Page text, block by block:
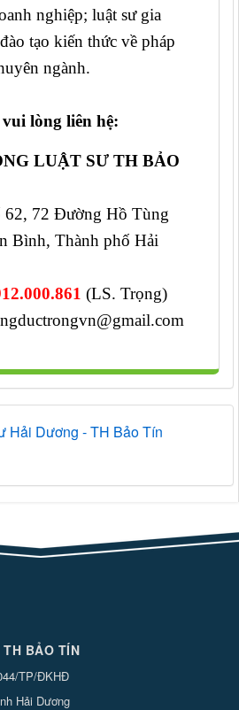
nghiệp; luật sư gia
tạo kiến thức về pháp
ngành.
lòng liên hệ:
LUẬT SƯ TH BẢO
62, 72 Đường Hồ Tùng
Bình, Thành phố Hải
(LS. Trọng)
Hải Dương - TH Bảo Tín
BẢO TÍN
TP/ĐKHĐ
Hải Dương